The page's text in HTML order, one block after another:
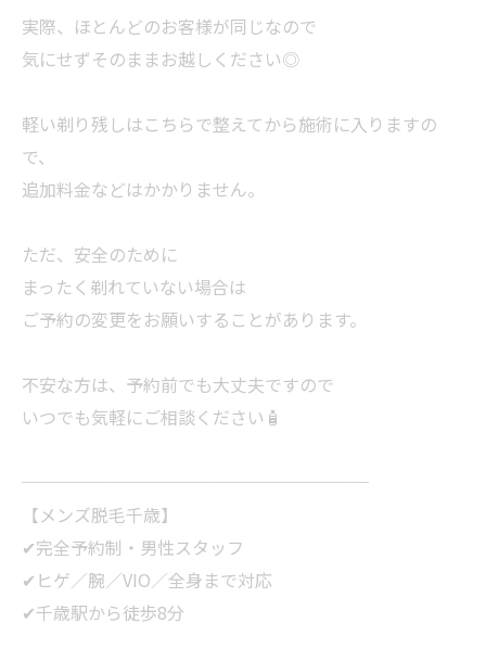
実際、ほとんどのお客様が同じなので
気にせずそのままお越しください◎
軽い剃り残しはこちらで整えてから施術に入りますの
で、
追加料金などはかかりません。
ただ、安全のために
まったく剃れていない場合は
ご予約の変更をお願いすることがあります。
不安な方は、予約前でも大丈夫ですので
いつでも気軽にご相談ください🧴
────────────────────
【メンズ脱毛千歳】
✔完全予約制・男性スタッフ
✔ヒゲ／腕／VIO／全身まで対応
✔千歳駅から徒歩8分